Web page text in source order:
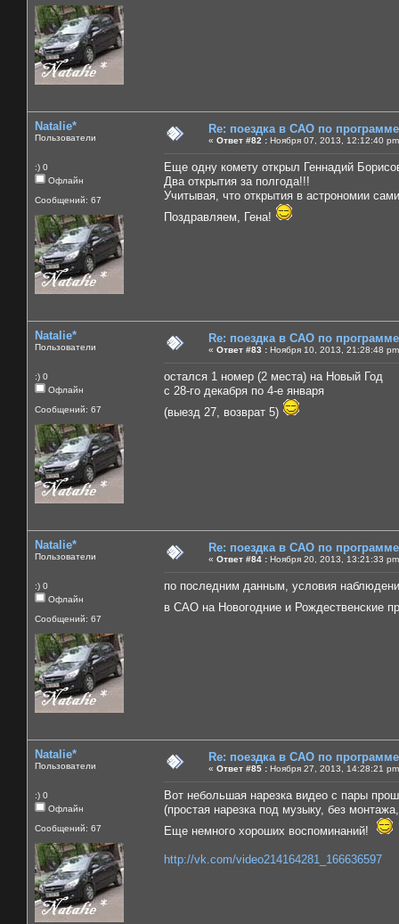
Natalie*
Пользователи
:) 0
Офлайн
Сообщений: 67
Re: поездка в САО по
« Ответ #82 : Ноября 07, 2013, 12:12:40
Еще одну комету открыл Геннадий
Два открытия за полгода!!!
Учитывая, что открытия в астрономии
Поздравляем, Гена!
Natalie*
Пользователи
:) 0
Офлайн
Сообщений: 67
Re: поездка в САО по
« Ответ #83 : Ноября 10, 2013, 21:28:48
остался 1 номер (2 места) на Новый Год
с 28-го декабря по 4-е января
(выезд 27, возврат 5)
Natalie*
Пользователи
:) 0
Офлайн
Сообщений: 67
Re: поездка в САО по
« Ответ #84 : Ноября 20, 2013, 13:21:33
по последним данным, условия
в САО на Новогодние и Рождественские
Natalie*
Пользователи
:) 0
Офлайн
Сообщений: 67
Re: поездка в САО по
« Ответ #85 : Ноября 27, 2013, 14:28:21
Вот небольшая нарезка видео с пары
(простая нарезка под музыку, без
Еще немного хороших воспоминаний!
http://vk.com/video214164281_166636597